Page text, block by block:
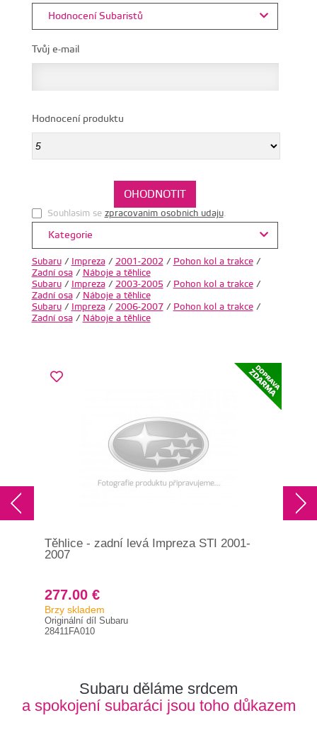
Hodnocení Subaristů
Tvůj e-mail
Hodnocení produktu
Souhlasim se zpracovanim osobnich udaju.
Kategorie
Subaru/ Impreza/ 2001-2002 / Pohon kol a trakce/
Zadní osa/ Náboje a těhlice
Subaru/ Impreza/ 2003-2005/ Pohon kol a trakce/
Zadní osa/ Náboje a těhlice
Subaru/ Impreza/ 2006-2007/ Pohon kol a trakce/
Zadní osa/ Náboje a těhlice
Těhlice - zadní levá Impreza STI 2001-
2007
277.00 €
Brzy skladem
Originální díl Subaru
28411FA010
Subaru děláme srdcem
a spokojení subaráci jsou toho důkazem